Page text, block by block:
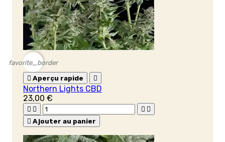
favorite_border
 Aperçu rapide 
Northern Lights CBD
23,00 €
   
 Ajouter au panier